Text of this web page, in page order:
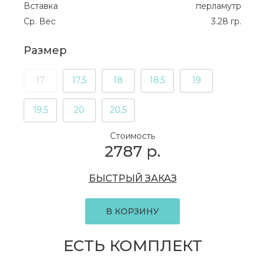
Вставка
перламутр
Ср. Вес
3.28 гр.
Размер
17 17,5 18 18,5 19
19,5 20 20,5
Стоимость
2787 р.
БЫСТРЫЙ ЗАКАЗ
В КОРЗИНУ
ЕСТЬ КОМПЛЕКТ